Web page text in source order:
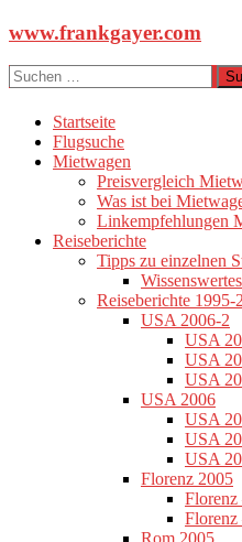
Zum
springen
www.frankgayer.com
Suchen
nach:
Startseite
Flugsuche
Mietwagen
Preisvergleich
Was ist bei
Linkempfehlungen
Reiseberichte
Tipps zu einzelnen
Reiseberichte 1995-
USA 2006-2
USA
USA
USA
USA 2006
USA
USA
USA
Florenz 2005
Florenz
Florenz
Rom 2005